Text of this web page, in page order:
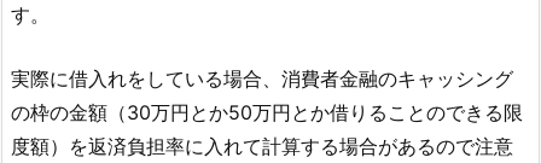
す。
実際に借入れをしている場合、消費者金融のキャッシング
の枠の金額（30万円とか50万円とか借りることのできる限
度額）を返済負担率に入れて計算する場合があるので注意